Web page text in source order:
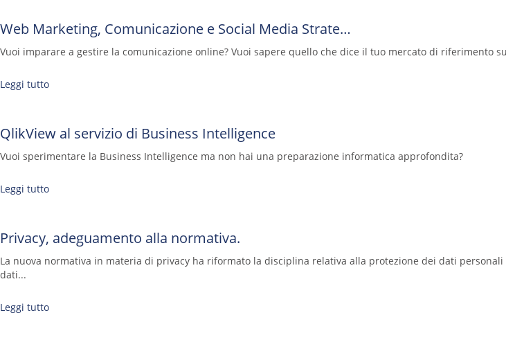
Web Marketing, Comunicazione e Social Media Strate…
Vuoi imparare a gestire la comunicazione online? Vuoi sapere quello che dice il tuo mercato di
Leggi tutto
QlikView al servizio di Business Intelligence
Vuoi sperimentare la Business Intelligence ma non hai una preparazione informatica approfondita?
Leggi tutto
Privacy, adeguamento alla normativa.
La nuova normativa in materia di privacy ha riformato la disciplina relativa alla protezione dei dati
dati...
Leggi tutto